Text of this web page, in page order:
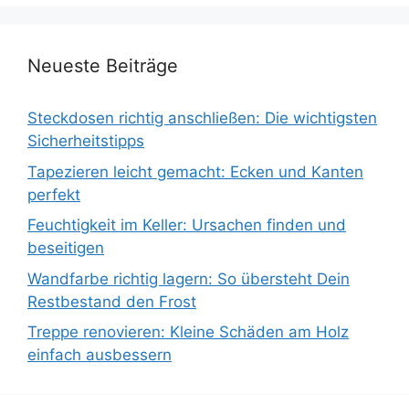
Neueste Beiträge
Steckdosen richtig anschließen: Die wichtigsten
Sicherheitstipps
Tapezieren leicht gemacht: Ecken und Kanten
perfekt
Feuchtigkeit im Keller: Ursachen finden und
beseitigen
Wandfarbe richtig lagern: So übersteht Dein
Restbestand den Frost
Treppe renovieren: Kleine Schäden am Holz
einfach ausbessern